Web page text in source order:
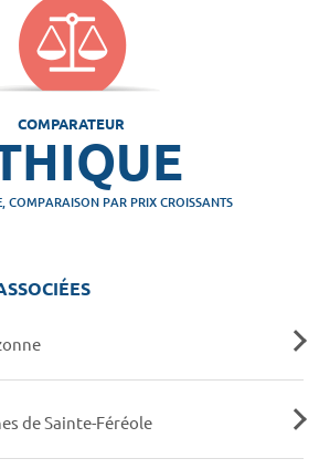
COMPARATEUR
COMPARAISON PAR PRIX CROISSANTS
de Sainte-Féréole